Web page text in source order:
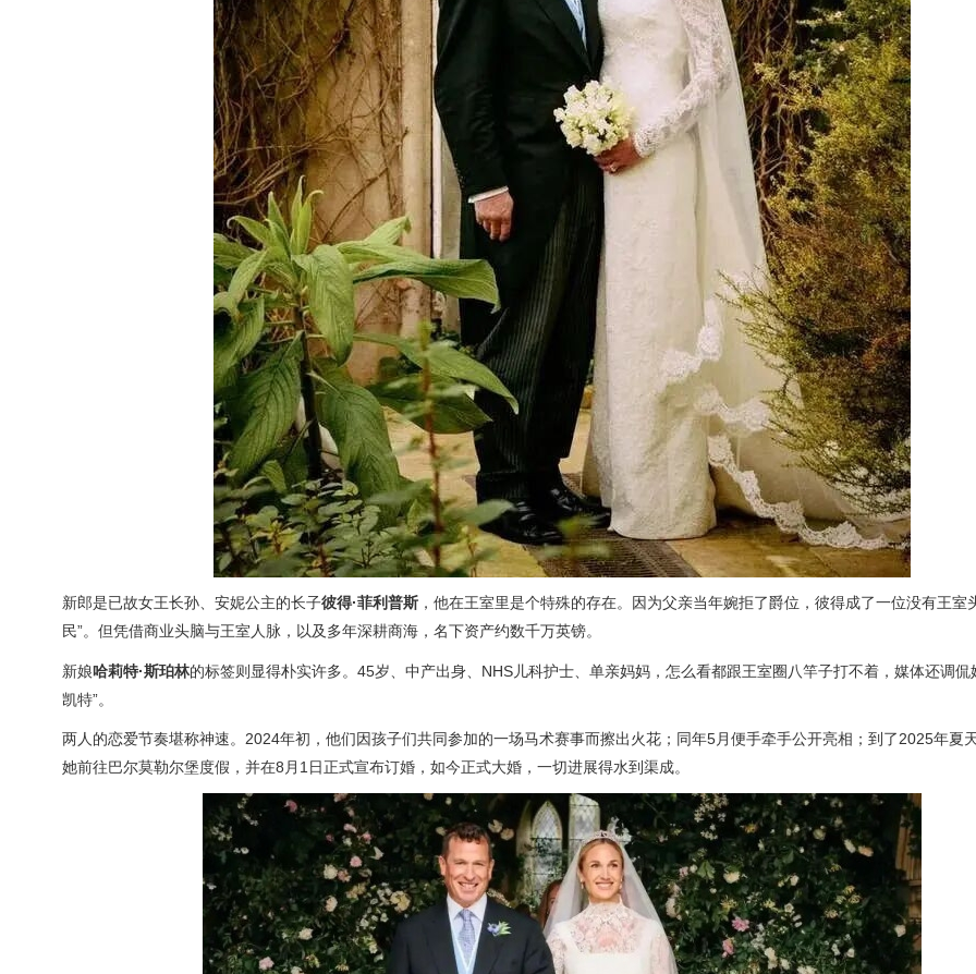
新郎是已故女王长孙、安妮公主的长子彼得·菲利普斯 ，他在王室里是个特殊的存在。因为父亲当年婉拒了爵位，彼得成了一位没有王室
民”。但凭借商业头脑与王室人脉，以及多年深耕商海，名下资产约数千万英镑。
新娘哈莉特·斯珀林的标签则显得朴实许多。45岁、中产出身、NHS儿科护士、单亲妈妈，怎么看都跟王室圈八竿子打不着，媒体还调侃
凯特”。
两人的恋爱节奏堪称神速。2024年初，他们因孩子们共同参加的一场马术赛事而擦出火花；同年5月便手牵手公开亮相；到了2025年夏
她前往巴尔莫勒尔堡度假，并在8月1日正式宣布订婚，如今正式大婚，一切进展得水到渠成。